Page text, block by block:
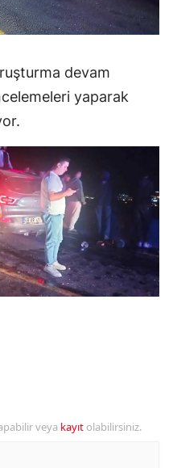
devam
yaparak
veya kayıt olabilirsiniz.